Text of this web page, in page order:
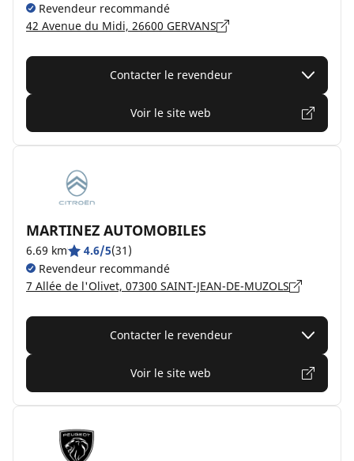
Revendeur recommandé
42 Avenue du Midi, 26600 GERVANS
Contacter le revendeur
Voir le site web
MARTINEZ AUTOMOBILES
6.69 km 4.6/5(31)
Revendeur recommandé
7 Allée de l'Olivet, 07300 SAINT-JEAN-DE-MUZOLS
Contacter le revendeur
Voir le site web